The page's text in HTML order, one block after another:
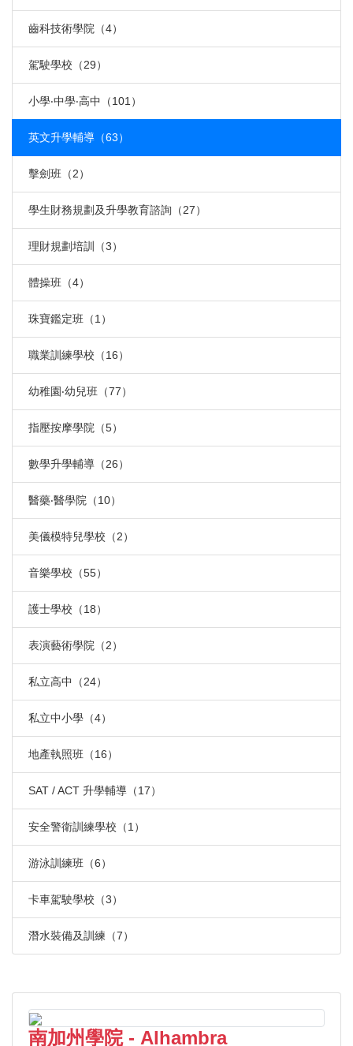
齒科技術學院（4）
駕駛學校（29）
小學‧中學‧高中（101）
英文升學輔導（63）
擊劍班（2）
學生財務規劃及升學教育諮詢（27）
理財規劃培訓（3）
體操班（4）
珠寶鑑定班（1）
職業訓練學校（16）
幼稚園‧幼兒班（77）
指壓按摩學院（5）
數學升學輔導（26）
醫藥‧醫學院（10）
美儀模特兒學校（2）
音樂學校（55）
護士學校（18）
表演藝術學院（2）
私立高中（24）
私立中小學（4）
地產執照班（16）
SAT / ACT 升學輔導（17）
安全警衛訓練學校（1）
游泳訓練班（6）
卡車駕駛學校（3）
潛水裝備及訓練（7）
南加州學院 - Alhambra